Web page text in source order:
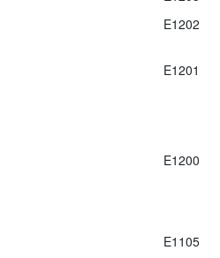
E1202
E1201
E1200
E1105